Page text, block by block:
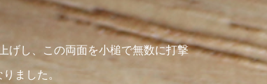
げし、この両面を小槌で無数に打撃
ました。